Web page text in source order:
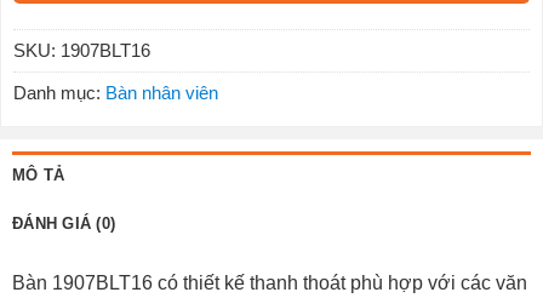
SKU: 1907BLT16
Danh mục: Bàn nhân viên
MÔ TẢ
ĐÁNH GIÁ (0)
Bàn 1907BLT16 có thiết kế thanh thoát phù hợp với các văn